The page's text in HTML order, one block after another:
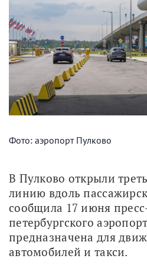
Фото: аэропорт Пулково
В Пулково открыли
линию вдоль
сообщила 17 июня
петербургского
предназначена для
автомобилей и такси.